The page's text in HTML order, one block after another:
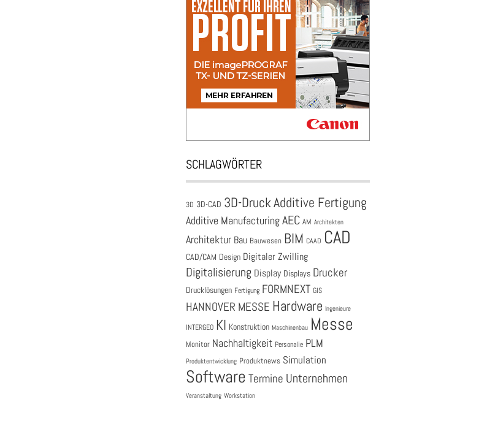
SCHLAGWÖRTER
3D 3D-CAD 3D-DruckAdditive Fertigung
Additive ManufacturingAEC AM Architekten
Architektur Bau Bauwesen BIM CAAD CAD
CAD/CAM Design Digitaler Zwilling
Digitalisierung Display Displays Drucker
Drucklösungen Fertigung FORMNEXT GIS
HANNOVER MESSE Hardware Ingenieure
INTERGEO KI Konstruktion Maschinenbau Messe
Monitor Nachhaltigkeit Personalie PLM
Produktentwicklung Produktnews Simulation
Software Termine Unternehmen
Veranstaltung Workstation